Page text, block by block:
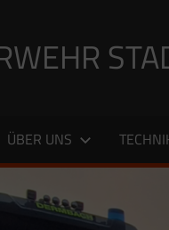
ÜBER UNS